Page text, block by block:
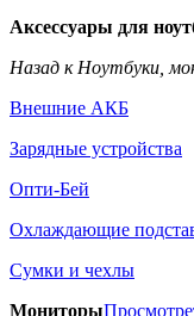
Аксессуары для
Назад к Ноутбуки,
Внешние АКБ
Зарядные устройства
Опти-Бей
Охлаждающие
Сумки и чехлы
Мониторы